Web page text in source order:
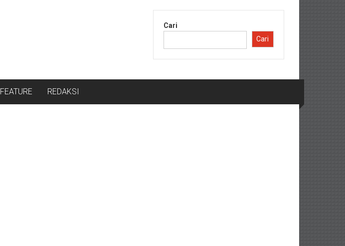
Cari
Cari
FEATURE REDAKSI